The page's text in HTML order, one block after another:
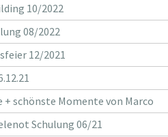
10/2022
08/2022
12/2021
+ schönste Momente von Marco
Schulung 06/21